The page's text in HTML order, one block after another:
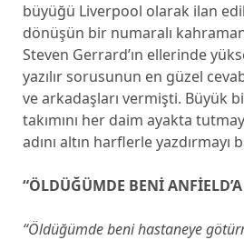
büyüğü Liverpool olarak ilan
dönüşün bir numaralı
Steven Gerrard’ın ellerinde
yazılır sorusunun en güzel
ve arkadaşları vermişti. Büyük
takımını her daim ayakta
adını altın harflerle yazdırmayı
“ÖLDÜĞÜMDE BENİ
“Öldüğümde beni hastaneye